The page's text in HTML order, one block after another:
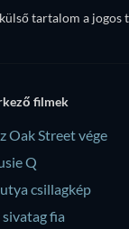
tartalom a jogos
filmek
Oak Street vége
Q
csillagkép
sivatag fia